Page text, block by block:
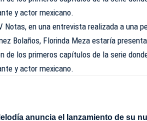
y actor mexicano.
Notas, en una entrevista realizada a una
Bolaños, Florinda Meza estaría
de los primeros capítulos de la serie
y actor mexicano.
anuncia el lanzamiento de su